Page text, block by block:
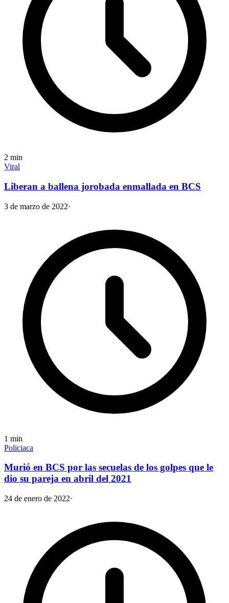
2 min
Viral
Liberan a ballena jorobada enmallada en BCS
3 de marzo de 2022·
1 min
Policiaca
Murió en BCS por las secuelas de los golpes que le
dio su pareja en abril del 2021
24 de enero de 2022·